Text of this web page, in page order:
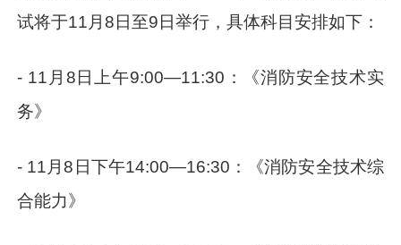
试将于11月8日至9日举行，具体科目安排如下：
- 11月8日上午9:00—11:30：《消防安全技术实
务》
- 11月8日下午14:00—16:30：《消防安全技术综
合能力》